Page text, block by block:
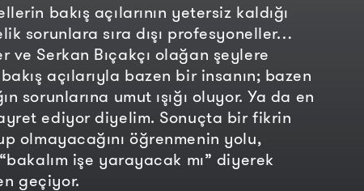
bakış açılarının yetersiz kaldığı
sorunlara sıra dışı profesyoneller…
ve Serkan Bıçakçı olağan şeylere
açılarıyla bazen bir insanın; bazen
sorunlarına umut ışığı oluyor. Ya da en
ediyor diyelim. Sonuçta bir fikrin
olmayacağını öğrenmenin yolu,
işe yarayacak mı” diyerek
geçiyor.